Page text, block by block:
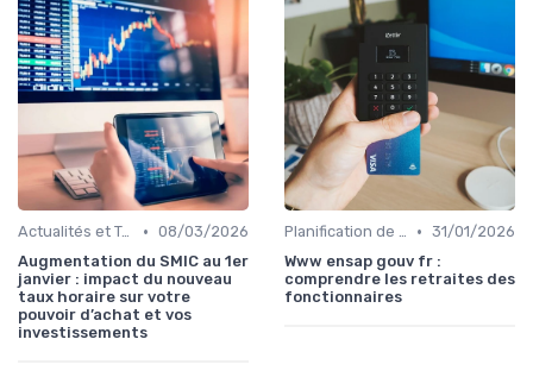
Actualités et Tendances Financières • 08/03/2026
Augmentation du SMIC au 1er
janvier : impact du nouveau
taux horaire sur votre
pouvoir d’achat et vos
investissements
Planification de la Retraite • 31/01/2026
Www ensap gouv fr :
comprendre les retraites des
fonctionnaires